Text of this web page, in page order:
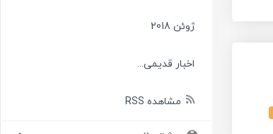
ژوئن 2018
اخبار قدیمی...
مشاهده RSS